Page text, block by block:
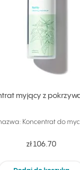
myjący z
Koncentrat do
zł 106.70